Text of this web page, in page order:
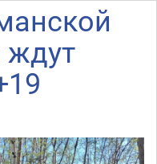
ждут